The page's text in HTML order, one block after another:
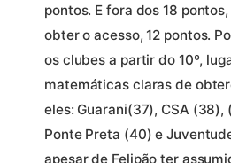
pontos. E fora dos 18
obter o acesso, 12 pontos.
os clubes a partir do 10º,
matemáticas claras de
eles: Guarani(37), CSA
Ponte Preta (40) e
apesar de Felipão ter